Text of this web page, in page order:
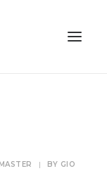
| BY GIO